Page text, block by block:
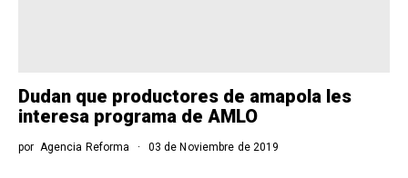
Dudan que productores de amapola les
interesa programa de AMLO
por Agencia Reforma 03 de Noviembre de 2019